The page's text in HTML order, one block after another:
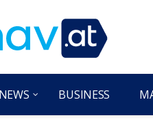
NEWS BUSINESS